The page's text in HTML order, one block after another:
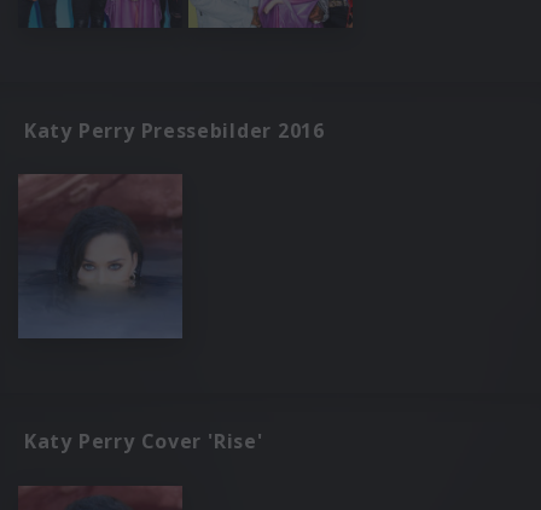
Katy Perry Pressebilder 2016
Katy Perry Cover 'Rise'